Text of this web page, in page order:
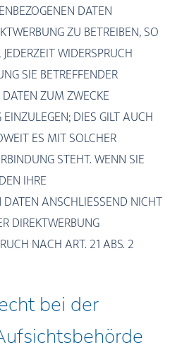
DATEN
ZU BETREIBEN, SO
WIDERSPRUCH
SIE BETREFFENDER
ZUM ZWECKE
DIES GILT AUCH
ES MIT SOLCHER
STEHT. WENN SIE
IHRE
DATEN ANSCHLIESSEND NICHT
DIREKTWERBUNG
NACH ART. 21 ABS. 2
bei der